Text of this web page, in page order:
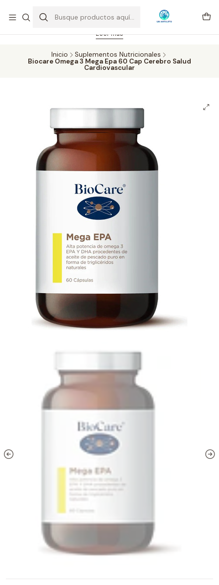
Feriado 21-05-2026 atención hasta las 14 hrs. Envío GRATIS mismo
día solo área Metropolitana Santiago por compras desde CLP 39.900.
Pedidos hasta 16 hrs., sábados y domingos hasta 14 hrs.
Leer más
Inicio
Suplementos Nutricionales
Biocare Omega 3 Mega Epa 60 Cap Cerebro Salud
Cardiovascular